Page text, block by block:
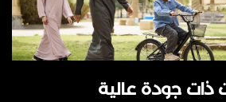
ذات جودة عالية